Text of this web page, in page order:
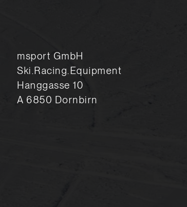
msport GmbH
Ski.Racing.Equipment
Hanggasse 10
A 6850 Dornbirn